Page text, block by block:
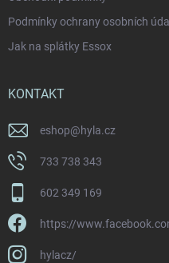
Podmínky ochrany osobních
Jak na splátky Essox
KONTAKT
eshop@hyla.cz
733 738 343
602 349 169
https://
hylacz/